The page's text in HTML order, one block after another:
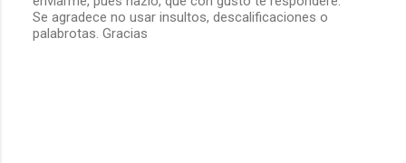
u
b
Se agradece no usar insultos, descalificaciones o
palabrotas. Gracias